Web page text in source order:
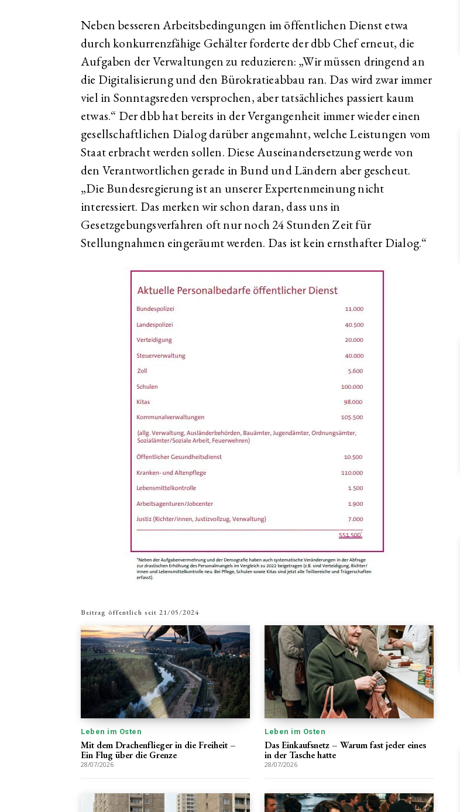
Neben besseren Arbeitsbedingungen im öffentlichen Dienst etwa
durch konkurrenzfähige Gehälter forderte der dbb Chef erneut, die
Aufgaben der Verwaltungen zu reduzieren: „Wir müssen dringend an
die Digitalisierung und den Bürokratieabbau ran. Das wird zwar immer
viel in Sonntagsreden versprochen, aber tatsächliches passiert kaum
etwas.“ Der dbb hat bereits in der Vergangenheit immer wieder einen
gesellschaftlichen Dialog darüber angemahnt, welche Leistungen vom
Staat erbracht werden sollen. Diese Auseinandersetzung werde von
den Verantwortlichen gerade in Bund und Ländern aber gescheut.
„Die Bundesregierung ist an unserer Expertenmeinung nicht
interessiert. Das merken wir schon daran, dass uns in
Gesetzgebungsverfahren oft nur noch 24 Stunden Zeit für
Stellungnahmen eingeräumt werden. Das ist kein ernsthafter Dialog.“
Beitrag öffentlich seit 21/05/2024
Leben im Osten
Mit dem Drachenflieger in die Freiheit –
Ein Flug über die Grenze
28/07/2026
Leben im Osten
Das Einkaufsnetz – Warum fast jeder eines
in der Tasche hatte
28/07/2026